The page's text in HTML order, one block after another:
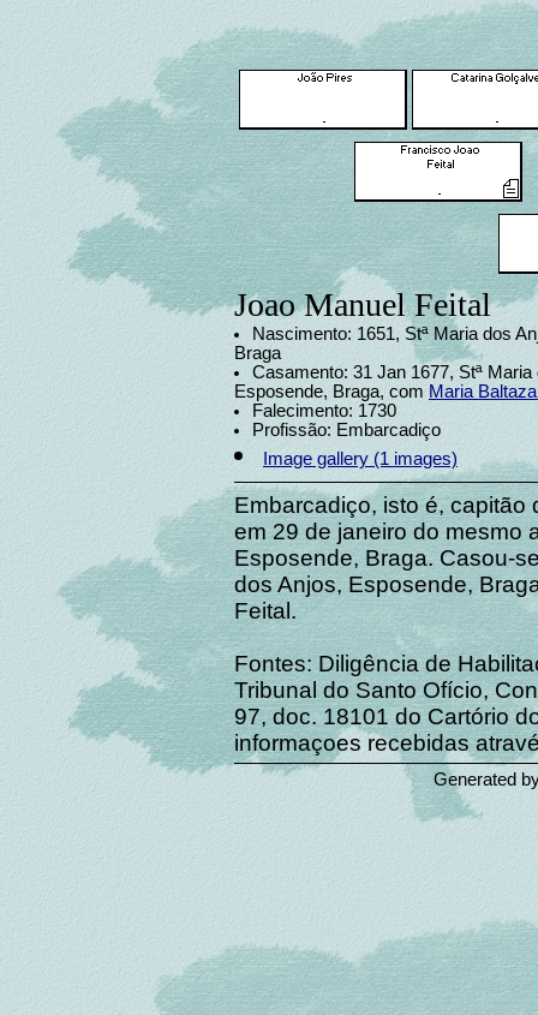
Joao Manuel Feital
Nascimento: 1651, Stª Maria dos
Braga
Casamento: 31 Jan 1677, Stª Maria
Esposende, Braga, com Maria
Falecimento: 1730
Profissão: Embarcadiço
Image gallery (1 images)
Embarcadiço, isto é,
em 29 de janeiro do mesmo
Esposende, Braga. Casou-
dos Anjos, Esposende,
Feital.
Fontes: Diligência de
Tribunal do Santo Ofício,
97, doc. 18101 do Cartório
informaçoes recebidas
Generated